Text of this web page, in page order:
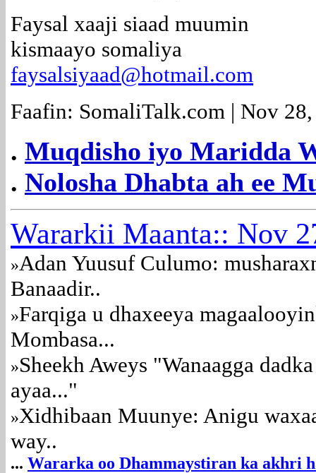
Faysal xaaji siaad muumin
kismaayo somaliya
faysalsiyaad@hotmail.com
Faafin: SomaliTalk.com | Nov
. Muqdisho iyo Maridda
. Nolosha Dhabta ah ee
Wararkii Maanta:: Nov
»Adan Yuusuf Culumo:
Banaadir..
»Farqiga u dhaxeeya
Mombasa...
»Sheekh Aweys "Wanaagga
ayaa..."
»Xidhibaan Muunye: Anigu
way..
... Wararka oo Dhammaystiran ka akhri